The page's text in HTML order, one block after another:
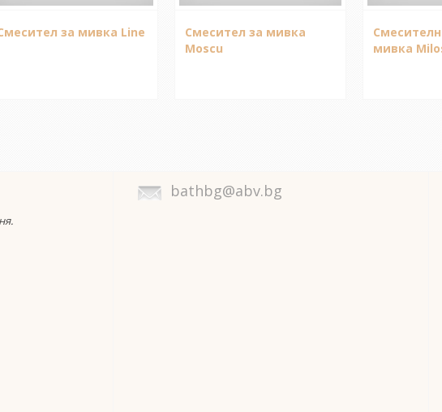
за мивка Line
Смесител за мивка
Moscu
мивка
bathbg@abv.bg